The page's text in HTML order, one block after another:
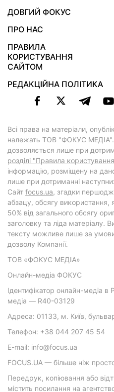
ДОВГИЙ ФОКУС
ПРО НАС
ПРАВИЛА
КОРИСТУВАННЯ
САЙТОМ
РЕДАКЦІЙНА ПОЛІТИКА
Всі права на матеріали,
належать ТОВ "ФОКУС МЕДІА".
дозволяється лише при
розділі "Правила
інформацію, розміщену на
лише при дотриманні
Cайт focus.ua, згадки
абзацу, обсягу
50% від загального обсягу
заголовку та ліда матеріалу.
тексту можливе лише за
дозволу Компанії.
ТОВ «ФОКУС МЕДІА»
Онлайн-медіа ФОКУС
Ідентифікатор онлайн-медіа в
медіа — R40-03129
Адреса: 01133, м. Київ,
Телефон: +38 044 207 45 54
E-mail: info@focus.ua
FOCUS.UA — більше ніж
Передрук, копіювання або
містить посилання на